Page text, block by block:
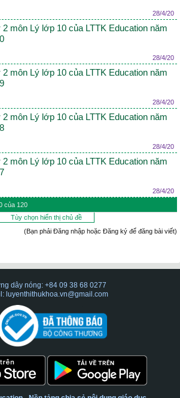
28/4/20
môn Lý lớp 10 của LTTK Education năm
28/4/20
môn Lý lớp 10 của LTTK Education năm
28/4/20
môn Lý lớp 10 của LTTK Education năm
28/4/20
môn Lý lớp 10 của LTTK Education năm
28/4/20
của 120
Tùy chọn hiển thị chủ đề
(Bạn phải Đăng nhập hoặc Đăng ký để đăng bài viết)
dây nóng: +84 09 38 68 0277
luyenthithukhoa.vn@gmail.com